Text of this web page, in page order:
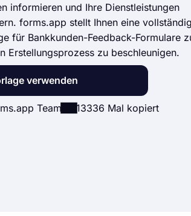
informieren und Ihre Dienstleistungen
forms.app stellt Ihnen eine vollständig
für Bankkunden-Feedback-Formulare
Erstellungsprozess zu beschleunigen.
verwenden
Team 13336 Mal kopiert